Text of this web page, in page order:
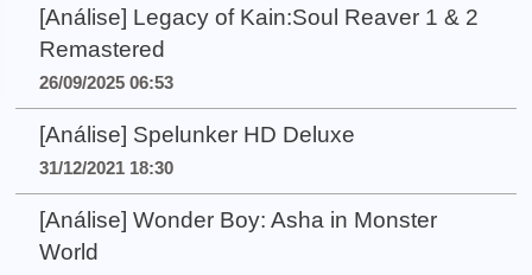
[Análise] Legacy of Kain:Soul Reaver 1 & 2
Remastered
26/09/2025 06:53
[Análise] Spelunker HD Deluxe
31/12/2021 18:30
[Análise] Wonder Boy: Asha in Monster
World